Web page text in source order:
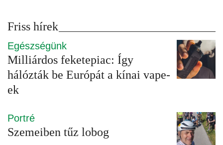
Friss hírek
Egészségünk
Milliárdos feketepiac: Így
hálózták be Európát a kínai vape-
ek
Portré
Szemeiben tűz lobog